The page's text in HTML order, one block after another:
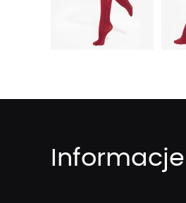
Informacje